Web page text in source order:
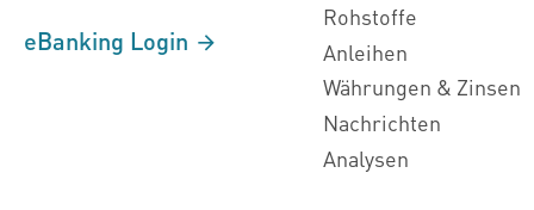
eBanking Login
Rohstoffe
Anleihen
Währungen & Zinsen
Nachrichten
Analysen